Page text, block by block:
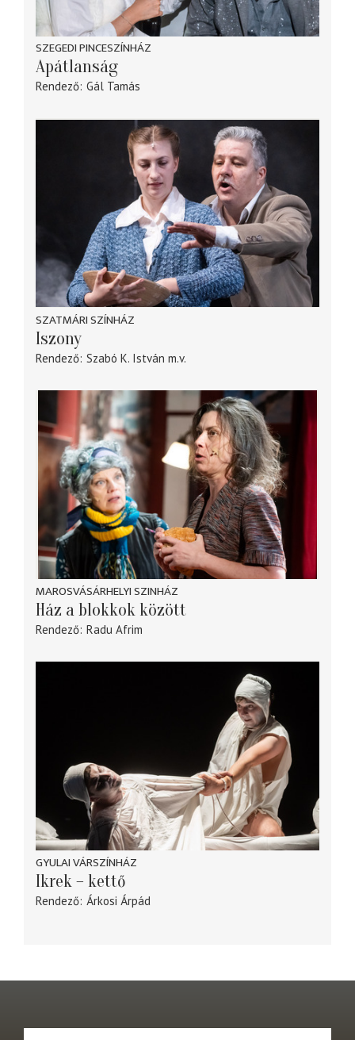
SZEGEDI PINCESZÍNHÁZ
Apátlanság
Rendező Gál Tamás
SZATMÁRI SZÍNHÁZ
Iszony
Rendező Szabó K. István m.v.
MAROSVÁSÁRHELYI SZINHÁZ
Ház a blokkok között
Rendező Radu Afrim
GYULAI VÁRSZÍNHÁZ
Ikrek – kettő
Rendező Árkosi Árpád